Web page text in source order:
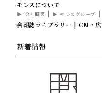
モレスについて
会社概要 モレスグループ
会報誌ライブラリー CM・
新着情報